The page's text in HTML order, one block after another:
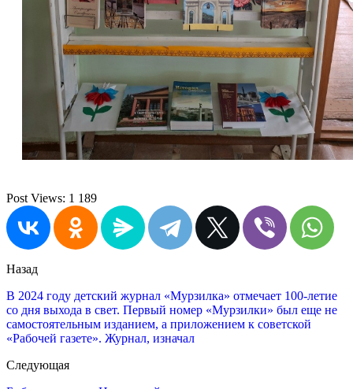
Post Views: 1 189
Назад
В 2024 году детский журнал «Мурзилка» отмечает 100-летие
со дня выхода в свет. Первый номер «Мурзилки» был еще не
самостоятельным изданием, а приложением к советской
«Рабочей газете». Журнал, изначал
Следующая